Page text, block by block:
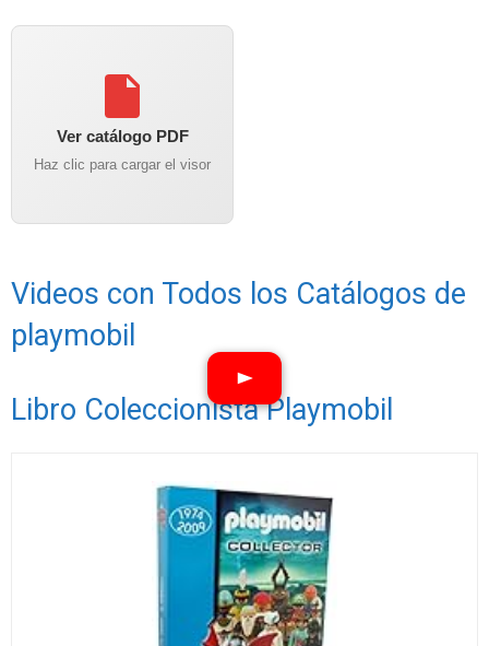
Ver catálogo PDF
Haz clic para cargar el visor
Videos con Todos los Catálogos de
playmobil
Libro Coleccionista Playmobil